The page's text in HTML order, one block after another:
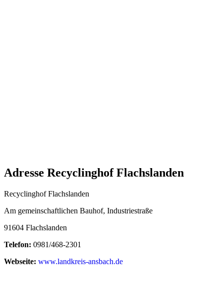
Adresse Recyclinghof Flachslanden
Recyclinghof Flachslanden
Am gemeinschaftlichen Bauhof, Industriestraße
91604 Flachslanden
Telefon: 0981/468-2301
Webseite: www.landkreis-ansbach.de